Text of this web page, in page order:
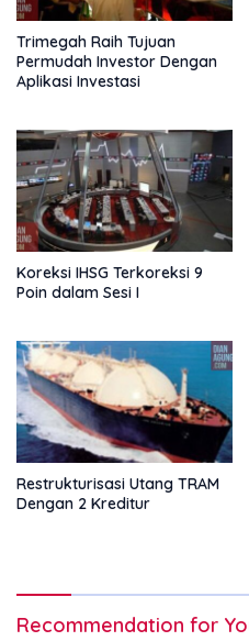
Trimegah Raih Tujuan
Permudah Investor Dengan
Aplikasi Investasi
Koreksi IHSG Terkoreksi 9
Poin dalam Sesi I
Restrukturisasi Utang TRAM
Dengan 2 Kreditur
Recommendation for